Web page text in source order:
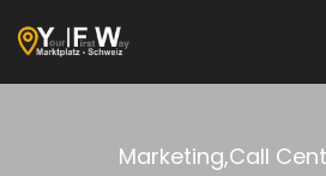
Marketing,Call